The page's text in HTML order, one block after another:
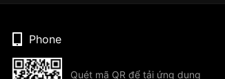
Phone
Quét mã QR để tải ứng dụng